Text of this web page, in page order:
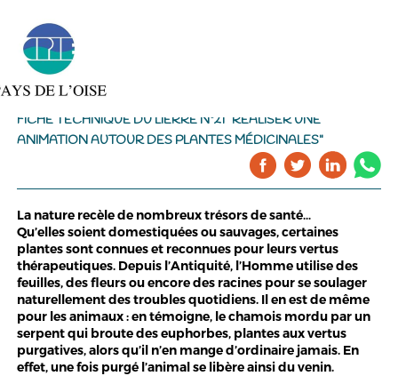
FICHE TECHNIQUE DU LIERRE N°21 "RÉALISER UNE
ANIMATION AUTOUR DES PLANTES MÉDICINALES"
La nature recèle de nombreux trésors de santé…
Qu’elles soient domestiquées ou sauvages, certaines
plantes sont connues et reconnues pour leurs vertus
thérapeutiques. Depuis l’Antiquité, l’Homme utilise des
feuilles, des fleurs ou encore des racines pour se soulager
naturellement des troubles quotidiens. Il en est de même
pour les animaux : en témoigne, le chamois mordu par un
serpent qui broute des euphorbes, plantes aux vertus
purgatives, alors qu’il n’en mange d’ordinaire jamais. En
effet, une fois purgé l’animal se libère ainsi du venin.